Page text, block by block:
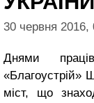
30 червня 2016,
Днями
«Благоустрій»
міст, що